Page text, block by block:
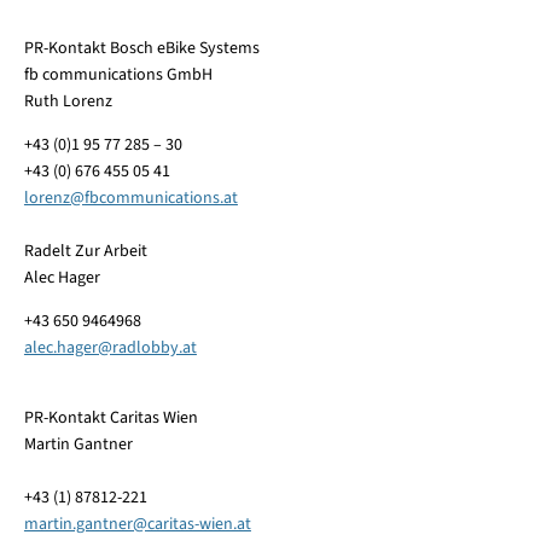
PR-Kontakt Bosch eBike Systems
fb communications GmbH
Ruth Lorenz
+43 (0)1 95 77 285 – 30
+43 (0) 676 455 05 41
lorenz@fbcommunications.at
Radelt Zur Arbeit
Alec Hager
+43 650 9464968
alec.hager@radlobby.at
PR-Kontakt Caritas Wien
Martin Gantner
+43 (1) 87812-221
martin.gantner@caritas-wien.at